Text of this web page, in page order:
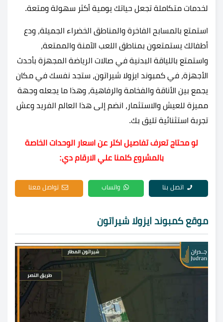
لخدمات متكاملة تجعل حياتك يومية أكثر سهولة ومتعة.
استمتع بالمسابح الفاخرة والمناطق الخضراء الجميلة، ودع
أطفالك يستمتعون بمناطق اللعب الآمنة والممتعة،
واستمتع باللياقة البدنية في صالات الرياضة المجهزة بأحدث
الأجهزة، في كمبوند ايزولا شيراتون، ستجد نفسك في مكان
يجمع بين الأناقة والفخامة والرفاهية، وهذا ما يجعله وجهة
مميزة للعيش والاستثمار، انضم إلى هذا العالم الفريد وعش
تجربة استثنائية تليق بك.
لو محتاج تعرف تفاصيل اكتر عن اسعار الوحدات الخاصة
بالمشروع كلمنا علي الارقام دي:
اتصل بنا واتساب تواصل معنا
موقع كمبوند ايزولا شيراتون